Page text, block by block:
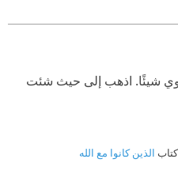
شيئًا. اذهب إلى حيث شئت
الذين كانوا مع الله